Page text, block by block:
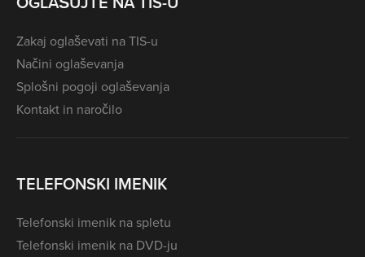
Zakaj oglaševati na TIS-u
Načini oglaševanja
Splošni pogoji oglaševanja
Kontakt in naročilo
TELEFONSKI IMENIK
Telefonski imenik na spletu
Telefonski imenik na DVD-ju